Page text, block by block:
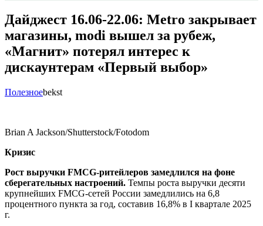
Дайджест 16.06-22.06: Metro закрывает
магазины, modi вышел за рубеж,
«Магнит» потерял интерес к
дискаунтерам «Первый выбор»
Полезноеbekst
Brian A Jackson/Shutterstock/Fotodom
Кризис
Рост выручки FMCG-ритейлеров замедлился на фоне
сберегательных настроений. Темпы роста выручки десяти
крупнейших FMCG-сетей России замедлились на 6,8
процентного пункта за год, составив 16,8% в I квартале 2025
г.